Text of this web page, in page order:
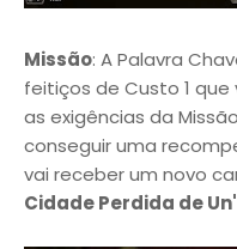
Missão: A Palavra
feitiços de Custo 1
as exigências da
conseguir uma
vai receber um novo
Cidade Perdida de